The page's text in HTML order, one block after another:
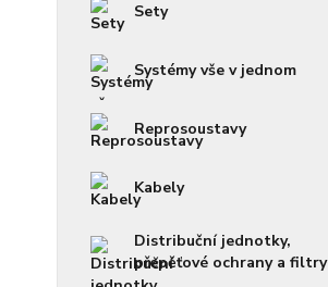
Sety
Systémy vše v jednom
Reprosoustavy
Kabely
Distribuční jednotky,
přepěťové ochrany a filtry